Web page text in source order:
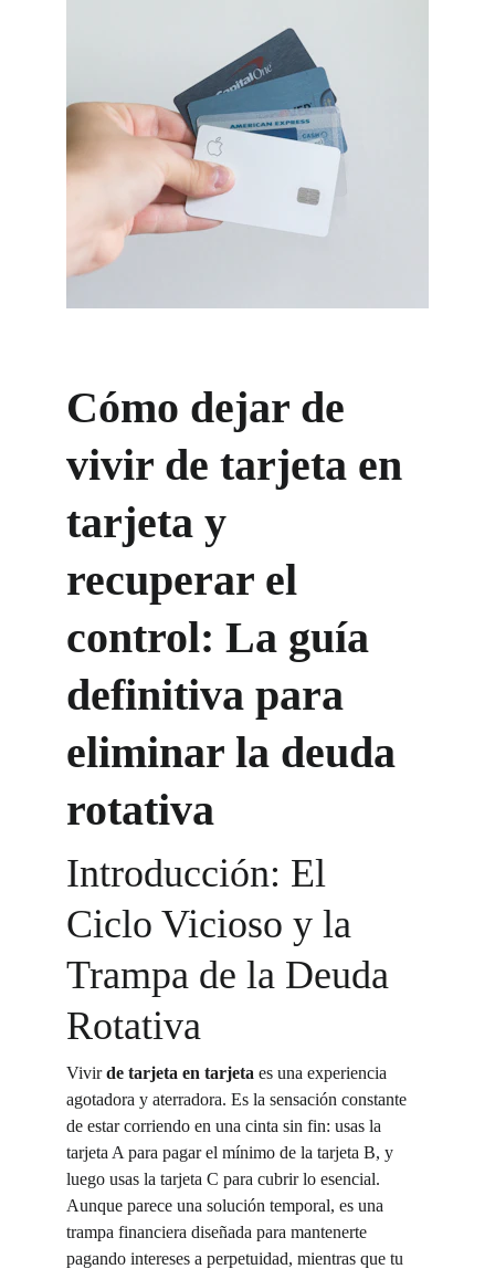
Cómo dejar de
vivir de tarjeta en
tarjeta y
recuperar el
control: La guía
definitiva para
eliminar la deuda
rotativa
Introducción: El
Ciclo Vicioso y la
Trampa de la Deuda
Rotativa
Vivir de tarjeta en tarjeta es una experiencia
agotadora y aterradora. Es la sensación constante
de estar corriendo en una cinta sin fin: usas la
tarjeta A para pagar el mínimo de la tarjeta B, y
luego usas la tarjeta C para cubrir lo esencial.
Aunque parece una solución temporal, es una
trampa financiera diseñada para mantenerte
pagando intereses a perpetuidad, mientras que tu